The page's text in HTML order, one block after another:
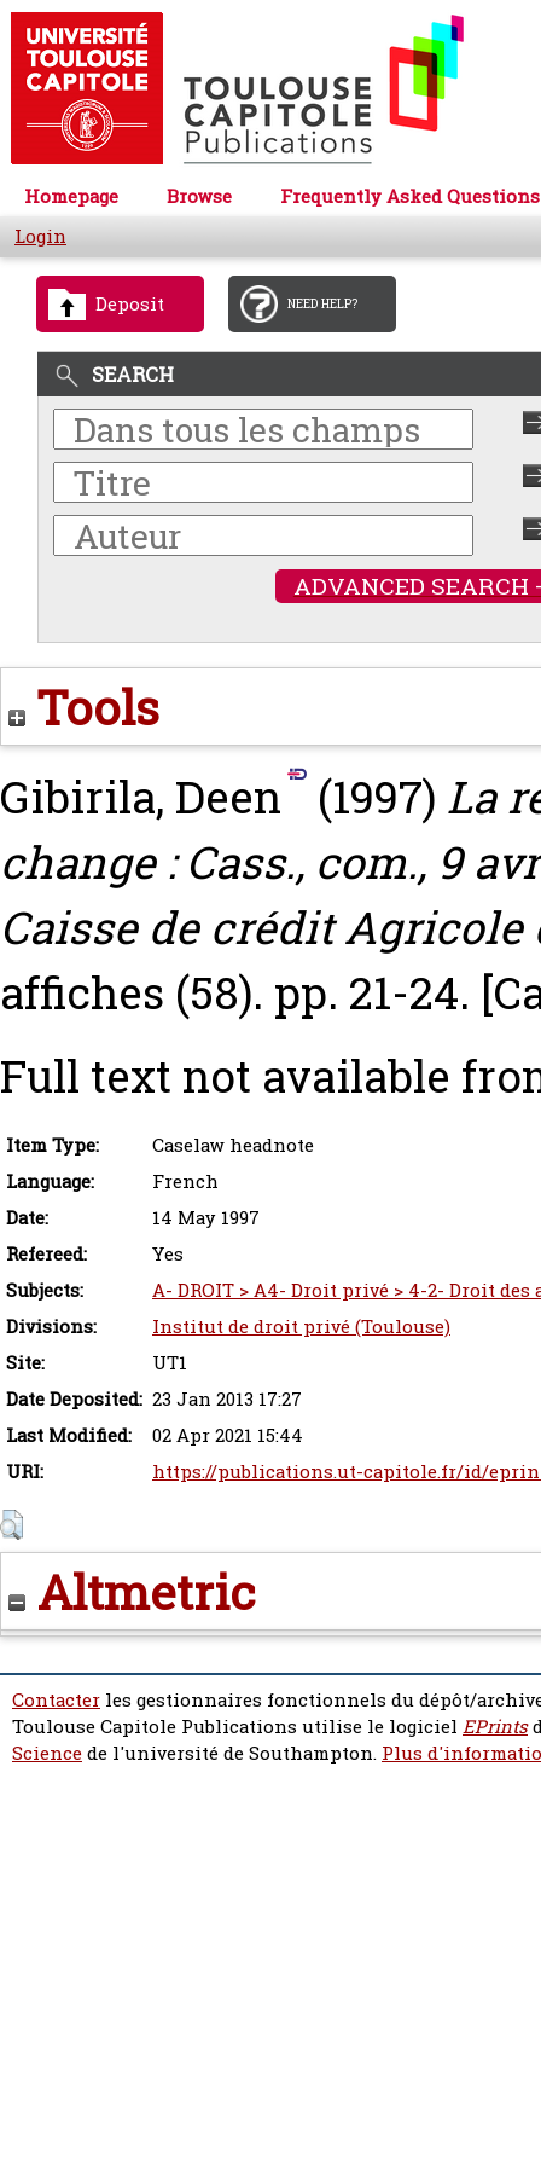
Homepage Browse
Frequently Asked Questions
Login
Deposit NEED HELP?
SEARCH
ADVANCED SEARCH
Tools
Gibirila, Deen (1997) La
change : Cass., com., 9
Caisse de crédit
affiches (58). pp. 21-24.
Full text not available
Item Type:
Caselaw headnote
Language:
French
Date:
14 May 1997
Refereed:
Yes
Subjects:
A- DROIT > A4- Droit privé > 4-2- Droit
Divisions:
Institut de droit privé (Toulouse)
Site:
UT1
Date Deposited: 23 Jan 2013 17:27
Last Modified:
02 Apr 2021 15:44
URI:
https://publications.ut-capitole.fr/id/
Altmetric
Contacter les gestionnaires fonctionnels du dépôt/
Toulouse Capitole Publications utilise le logiciel EPrints
Sciencede l'université de Southampton. Plus